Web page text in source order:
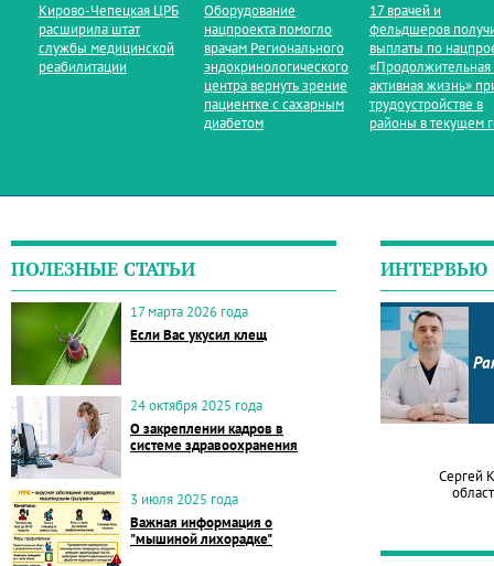
Кирово‑Чепецкая ЦРБ
расширила штат
службы медицинской
реабилитации
Оборудование
нацпроекта помогло
врачам Регионального
эндокринологического
центра вернуть зрение
пациентке с сахарным
диабетом
17 врачей и
фельдшеров
выплаты по
«Продолжительная
активная жизнь»
трудоустройстве в
районы в текущем
ПОЛЕЗНЫЕ СТАТЬИ
17 марта 2026 года
Если Вас укусил клещ
24 октября 2025 года
О закреплении кадров в
системе здравоохранения
3 июля 2025 года
Важная информация о
"мышиной лихорадке"
ИНТЕРВЬЮ
Сергей